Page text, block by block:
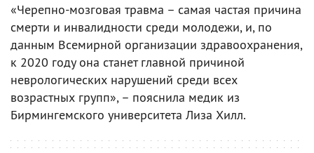
«Черепно-мозговая травма – самая частая причина
смерти и инвалидности среди молодежи, и, по
данным Всемирной организации здравоохранения,
к 2020 году она станет главной причиной
неврологических нарушений среди всех
возрастных групп», – пояснила медик из
Бирмингемского университета Лиза Хилл.